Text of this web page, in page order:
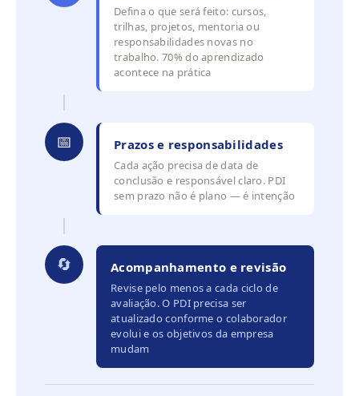
Defina o que será feito: cursos,
trilhas, projetos, mentoria ou
responsabilidades novas no
trabalho. 70% do aprendizado
acontece na prática
📅 Prazos e responsabilidades
Cada ação precisa de data de
conclusão e responsável claro. PDI
sem prazo não é plano — é intenção
🔄 Acompanhamento e revisão
Revise pelo menos a cada ciclo de
avaliação. O PDI precisa ser
atualizado conforme o colaborador
evolui e os objetivos da empresa
mudam